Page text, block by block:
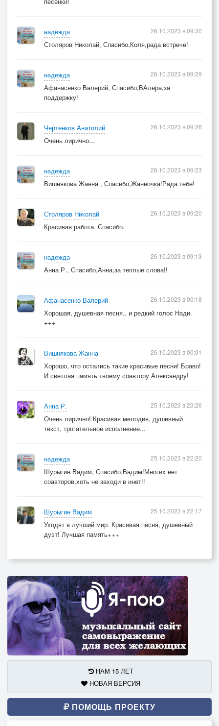
надежда
Столяров Николай, Спасибо,Коля,рада встрече!
26.10.2023 в 09:30
надежда
Афанасенко Валерий, Спасибо,ВАлера,за
поддержку!
26.10.2023 в 09:29
Чертенков Анатолий
Очень лирично...
26.10.2023 в 09:26
надежда
Вишнякова Жанна , Спасибо,Жанночка!Рада тебе!
26.10.2023 в 09:23
Столяров Николай
Красивая работа. Спасибо.
26.10.2023 в 09:20
надежда
Анна Р., Спасибо,Анна,за теплые слова!!
26.10.2023 в 09:13
Афанасенко Валерий
Хорошая, душевная песня.. и редкий голос Нади.
+++
26.10.2023 в 00:18
Вишнякова Жанна
Хорошо, что остались такие красивые песни! Браво!
И светлая память твоему соавтору Александру!
26.10.2023 в 00:01
Анна Р.
Очень лирично! Красивая мелодия, душевный
текст, трогательное исполнение...
25.10.2023 в 23:26
надежда
Шурыгин Вадим, Спасибо,Вадим!Многих нет
соавторов,хоть не заходи в инет!!
25.10.2023 в 22:20
Шурыгин Вадим
Уходят в лучший мир. Красивая песня, душевный
дуэт! Лучшая память+++
25.10.2023 в 22:17
НАМ 15 ЛЕТ
НОВАЯ ВЕРСИЯ
ПОМОЩЬ ПРОЕКТУ